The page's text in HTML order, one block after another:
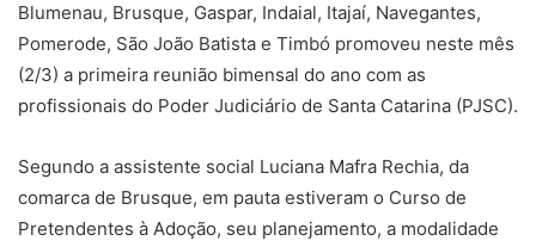
Blumenau, Brusque, Gaspar, Indaial, Itajaí, Navegantes,
Pomerode, São João Batista e Timbó promoveu neste mês
(2/3) a primeira reunião bimensal do ano com as
profissionais do Poder Judiciário de Santa Catarina (PJSC).
Segundo a assistente social Luciana Mafra Rechia, da
comarca de Brusque, em pauta estiveram o Curso de
Pretendentes à Adoção, seu planejamento, a modalidade